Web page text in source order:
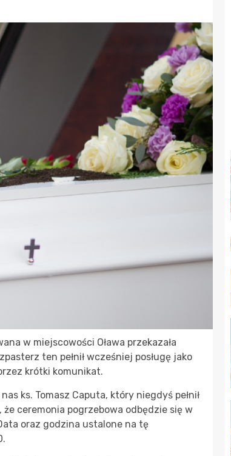
w miejscowości Oława przekazała
ten pełnił wcześniej posługę jako
krótki komunikat.
ks. Tomasz Caputa, który niegdyś pełnił
ceremonia pogrzebowa odbędzie się w
oraz godzina ustalone na tę